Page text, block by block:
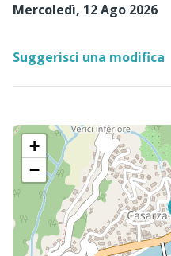
Mercoledì, 12 Ago 2026
Suggerisci una modifica
+
−